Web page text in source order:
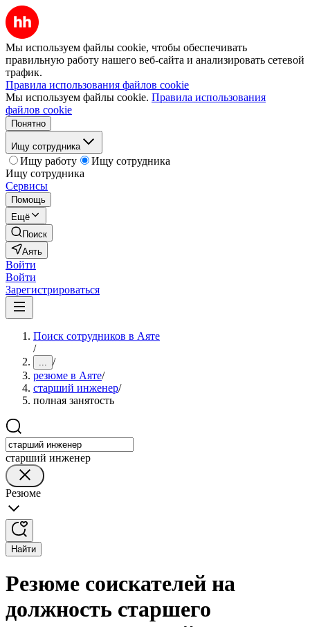
Мы используем файлы cookie, чтобы обеспечивать
правильную работу нашего веб-сайта и анализировать сетевой
трафик.
Правила использования файлов cookie
Мы используем файлы cookie. Правила использования
файлов cookie
Понятно
Ищу сотрудника
Ищу работу
Ищу сотрудника
Ищу сотрудника
Сервисы
Помощь
Ещё
Поиск
Аять
Войти
Войти
Зарегистрироваться
Поиск сотрудников в Аяте
/
... /
резюме в Аяте/
старший инженер/
полная занятость
старший инженер
Резюме
Найти
Резюме соискателей на
должность старшего